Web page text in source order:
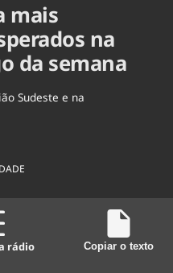
mais
na
da semana
Sudeste e na
rádio Copiar o texto